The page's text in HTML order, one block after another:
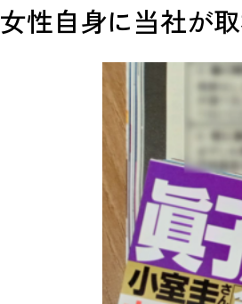
女性自身に当社が